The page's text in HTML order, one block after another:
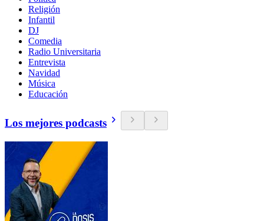
Religión
Infantil
DJ
Comedia
Radio Universitaria
Entrevista
Navidad
Música
Educación
Los mejores podcasts